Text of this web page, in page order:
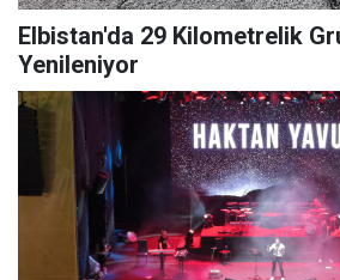
Elbistan'da 29 Kilometrelik
Yenileniyor